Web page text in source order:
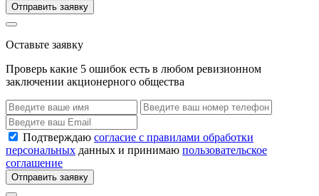
Отправить заявку
Оставьте заявку
Проверь какие 5 ошибок есть в любом ревизионном
заключении акционерного общества
Подтверждаю согласие с правилами обработки
персональных данных и принимаю пользовательское
соглашение
Отправить заявку